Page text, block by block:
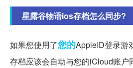
星露谷物语ios存档怎么同步?
如果您使用了您的AppleID登录游
存档应该会自动与您的iCloud账户